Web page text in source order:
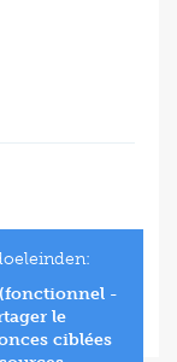
-
le
ciblées